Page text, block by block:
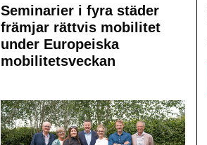
Seminarier i fyra städer
främjar rättvis mobilitet
under Europeiska
mobilitetsveckan